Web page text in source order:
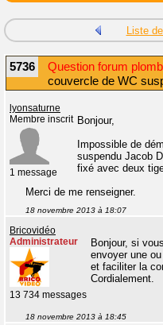
Liste
5736 Question forum
couvercle de WC
lyonsaturne
Membre inscrit
1 message
Bonjour,
Impossible de
suspendu Jacob
fixé avec deux
Merci de me renseigner.
18 novembre 2013 à 18:07
Bricovidéo
Administrateur
13 734 messages
Bonjour, si
envoyer une
et faciliter la
Cordialement.
18 novembre 2013 à 18:45